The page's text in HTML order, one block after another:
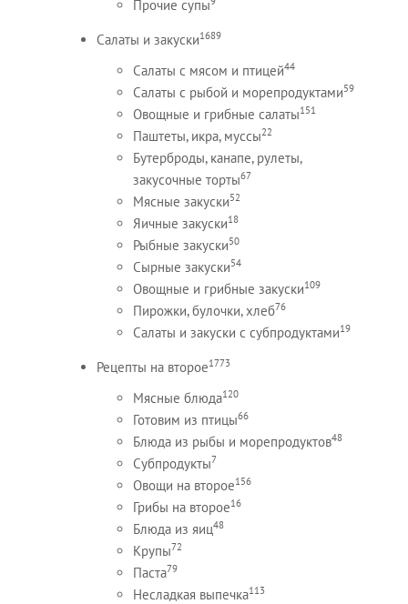
Прочие супы
Салаты и закуски1689
Салаты с мясом и птицей44
Салаты с рыбой и морепродуктами59
Овощные и грибные салаты151
Паштеты, икра, муссы22
Бутерброды, канапе, рулеты,
закусочные торты67
Мясные закуски52
Яичные закуски18
Рыбные закуски50
Сырные закуски54
Овощные и грибные закуски109
Пирожки, булочки, хлеб76
Салаты и закуски с субпродуктами19
Рецепты на второе1773
Мясные блюда120
Готовим из птицы66
Блюда из рыбы и морепродуктов48
Субпродукты7
Овощи на второе156
Грибы на второе16
Блюда из яиц48
Крупы72
Паста79
Несладкая выпечка113